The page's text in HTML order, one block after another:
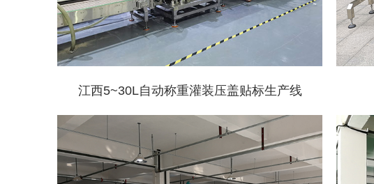
江西5~30L自动称重灌装压盖贴标生产线